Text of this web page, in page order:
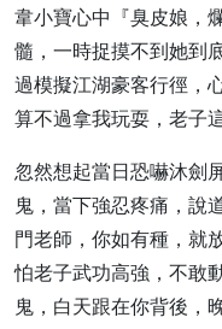
韋小寶心中『臭皮娘，
髓，一時捉摸不到她到
過模擬江湖豪客行徑，
算不過拿我玩耍，老子
忽然想起當日恐嚇沐劍
鬼，當下強忍疼痛，說
門老師，你如有種，就
怕老子武功高強，不敢
鬼，白天跟在你背後，